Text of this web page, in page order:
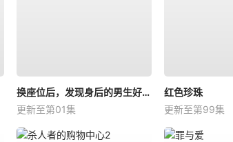
换座位后，发现身后的男生好像喜欢我
更新至第01集
红色珍珠
更新至第99集